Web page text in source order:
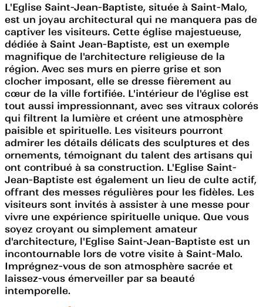
L'Eglise Saint-Jean-Baptiste, située à Saint-Malo,
est un joyau architectural qui ne manquera pas de
captiver les visiteurs. Cette église majestueuse,
dédiée à Saint Jean-Baptiste, est un exemple
magnifique de l'architecture religieuse de la
région. Avec ses murs en pierre grise et son
clocher imposant, elle se dresse fièrement au
cœur de la ville fortifiée. L'intérieur de l'église est
tout aussi impressionnant, avec ses vitraux colorés
qui filtrent la lumière et créent une atmosphère
paisible et spirituelle. Les visiteurs pourront
admirer les détails délicats des sculptures et des
ornements, témoignant du talent des artisans qui
ont contribué à sa construction. L'Eglise Saint-
Jean-Baptiste est également un lieu de culte actif,
offrant des messes régulières pour les fidèles. Les
visiteurs sont invités à assister à une messe pour
vivre une expérience spirituelle unique. Que vous
soyez croyant ou simplement amateur
d'architecture, l'Eglise Saint-Jean-Baptiste est un
incontournable lors de votre visite à Saint-Malo.
Imprégnez-vous de son atmosphère sacrée et
laissez-vous émerveiller par sa beauté
intemporelle.